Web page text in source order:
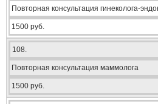
Повторная консультация гинеколога-
1500 руб.
108.
Повторная консультация маммолога
1500 руб.